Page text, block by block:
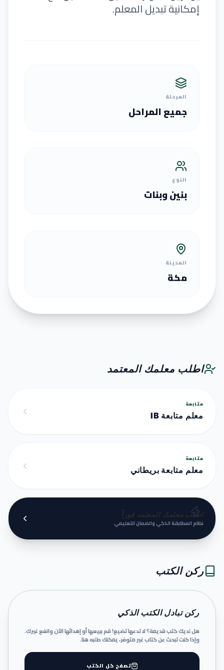
إمكانية تبديل المعلم.
المرحلة
جميع المراحل
النوع
بنين وبنات
المدينة
مكة
اطلب معلمك المعتمد
متابعة
معلم متابعة IB
متابعة
معلم متابعة بريطاني
اطلب معلمك المعتمد فوراً
نظام المطابقة الذكي والضمان التعليمي
ركن الكتب
ركن تبادل الكتب الذكي
هل لديك كتب قديمة؟ لا تدعها تضيع! قم ببيعها أو إهدائها الآن وانفع غيرك.
وإذا كنت تبحث عن كتاب غير متوفر، يمكنك طلبه هنا.
تصفح كل الكتب